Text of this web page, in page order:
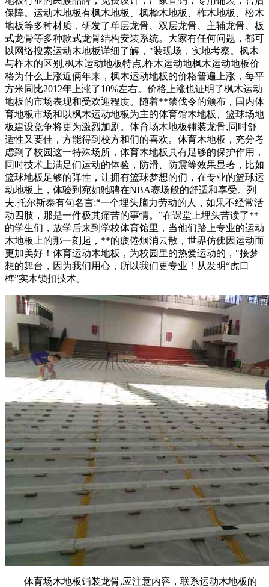
保障。运动木地板有枫木地板、枫桦木地板、柞木地板、松木
地板等多种材质，研发了单层龙骨、双层龙骨、主辅龙骨、板
式龙骨等多种款式龙骨结构安装系统。大家有任何问题，都可
以网络搜索运动木地板详细了解，"装现场，实地考察。枫木
与柞木的区别,枫木运动地板特点,柞木运动地枫木运动地板价
格为什么上涨近俩年来，枫木运动地板的价格普遍上涨，每平
方米同比2012年上涨了10%左右。价格上涨也证明了枫木运动
地板的市场表现和受欢迎程度。随着**禁伐令的颁布，国内体
育地板市场和以枫木运动地板为主的体育馆木地板、篮球场地
板建设竞争将更为激烈加剧。体育场木地板铺装龙骨,同时舒
适性又要佳，方能得到校方和们的喜欢。体育木地板，充分考
虑到了校园这一特殊场所，体育木地板具有足够的保护作用，
同时技术上满足们运动的体验，防滑、防震等效果显著，比如
篮球地板足够的弹性，让拥有篮球梦想的们，在专业的篮球运
动地板上，体验到宛如驰骋在NBA赛场般的舒适和享受。列
夫.托尔斯泰有句名言:“一个埋头脑力劳动的人，如果不经常活
动四肢，那是一件极其痛苦的事情。”在课堂上埋头苦读了**
的学生们，放学后来到学校体育馆里，当他们踏上专业的运动
木地板上的那一刻起，**的疲倦烟消云散，世界仿佛因运动而
更加美好！体育运动木地板，为校园里的热爱运动的，"接梦
想的舞台，因为我们用心，所以我们更专业！从发明“虎口
榫”实木锁扣技术。
体育场木地板铺装龙骨,应注意内容，联系运动木地板的